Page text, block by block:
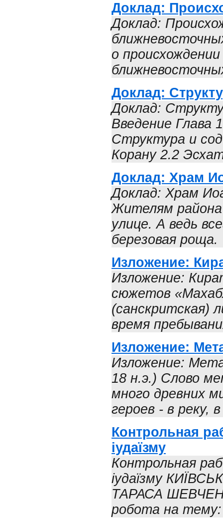
Доклад:
Доклад:
о
Доклад:
Доклад:
Введение Глава
Структура и
Корану 2.2
Доклад: Храм
Доклад: Храм
Жителям района
улице. А ведь
березовая роща.
Изложение:
Изложение:
сюжетов
(санскритская)
время
Изложение:
Изложение:
18 н.э.) Слово
много древних
героев - в реку,
Контрольная
іудаїзму
Контрольная
іудаїзму
ТАРАСА
робота на тему: